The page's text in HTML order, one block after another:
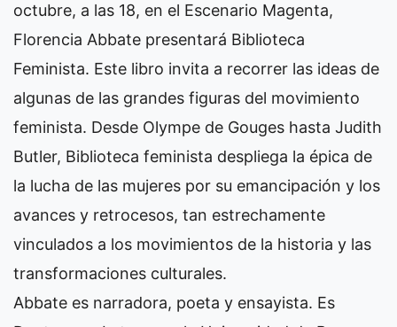
octubre, a las 18, en el Escenario Magenta,
Florencia Abbate presentará Biblioteca
Feminista. Este libro invita a recorrer las ideas de
algunas de las grandes figuras del movimiento
feminista. Desde Olympe de Gouges hasta Judith
Butler, Biblioteca feminista despliega la épica de
la lucha de las mujeres por su emancipación y los
avances y retrocesos, tan estrechamente
vinculados a los movimientos de la historia y las
transformaciones culturales.
Abbate es narradora, poeta y ensayista. Es